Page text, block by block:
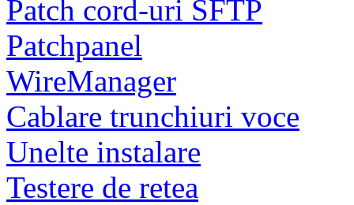
Patch cord-uri SFTP
Patchpanel
WireManager
Cablare trunchiuri voce
Unelte instalare
Testere de retea